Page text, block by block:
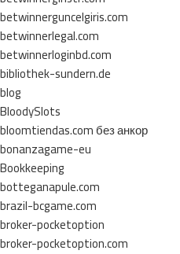
betwinnerguncelgiris.com
betwinnerlegal.com
betwinnerloginbd.com
bibliothek-sundern.de
blog
BloodySlots
bloomtiendas.com без анкор
bonanzagame-eu
Bookkeeping
botteganapule.com
brazil-bcgame.com
broker-pocketoption
broker-pocketoption.com